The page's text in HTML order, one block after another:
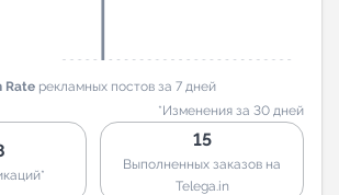
Rate рекламных постов за 7 дней
*Изменения за 30 дней
15
Выполненных заказов на
Telega.in